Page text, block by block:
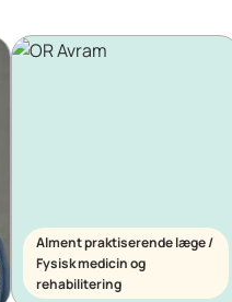
Alment praktiserende læge /
Fysisk medicin og
rehabilitering